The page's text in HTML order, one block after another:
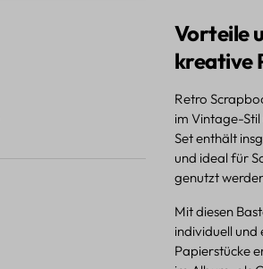
Vorteile
kreative
Retro
im Vintage-
Set enthält
und ideal für
genutzt
Mit diesen
individuell
Papierstücke